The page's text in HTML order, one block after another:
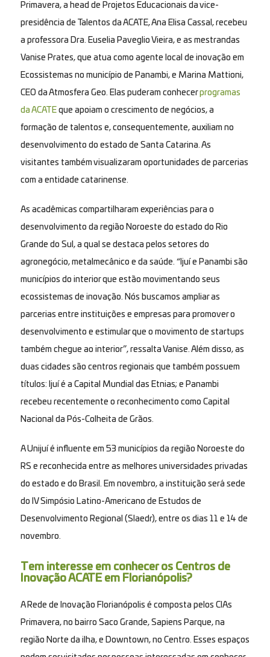
Primavera, a head de Projetos Educacionais da vice-
presidência de Talentos da ACATE, Ana Elisa Cassal, recebeu
a professora Dra. Euselia Paveglio Vieira, e as mestrandas
Vanise Prates, que atua como agente local de inovação em
Ecossistemas no município de Panambi, e Marina Mattioni,
CEO da Atmosfera Geo. Elas puderam conhecerprogramas
da ACATEque apoiam o crescimento de negócios, a
formação de talentos e, consequentemente, auxiliam no
desenvolvimento do estado de Santa Catarina. As
visitantes também visualizaram oportunidades de parcerias
com a entidade catarinense.
As acadêmicas compartilharam experiências para o
desenvolvimento da região Noroeste do estado do Rio
Grande do Sul, a qual se destaca pelos setores do
agronegócio, metalmecânico e da saúde. “Ijuí e Panambi são
municípios do interior que estão movimentando seus
ecossistemas de inovação. Nós buscamos ampliar as
parcerias entre instituições e empresas para promover o
desenvolvimento e estimular que o movimento de startups
também chegue ao interior”, ressalta Vanise. Além disso, as
duas cidades são centros regionais que também possuem
títulos: Ijuí é a Capital Mundial das Etnias; e Panambi
recebeu recentemente o reconhecimento como Capital
Nacional da Pós-Colheita de Grãos.
A Unijuí é influente em 53 municípios da região Noroeste do
RS e reconhecida entre as melhores universidades privadas
do estado e do Brasil. Em novembro, a instituição será sede
do IV Simpósio Latino-Americano de Estudos de
Desenvolvimento Regional (Slaedr), entre os dias 11 e 14 de
novembro.
Tem interesse em conhecer os Centros de
Inovação ACATE em Florianópolis?
A Rede de Inovação Florianópolis é composta pelos CIAs
Primavera, no bairro Saco Grande, Sapiens Parque, na
região Norte da ilha, e Downtown, no Centro. Esses espaços